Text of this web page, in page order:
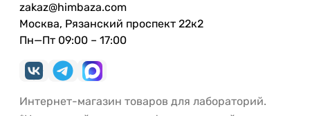
zakaz@himbaza.com
Москва, Рязанский проспект 22к2
Пн—Пт 09:00 – 17:00
Интернет-магазин товаров для лабораторий.